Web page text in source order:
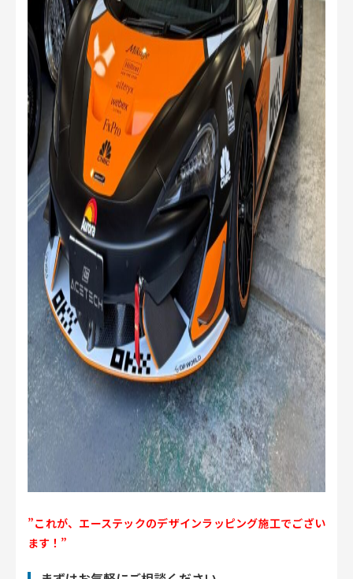
”これが、エーステックのデザインラッピング施工でござい
ます！”